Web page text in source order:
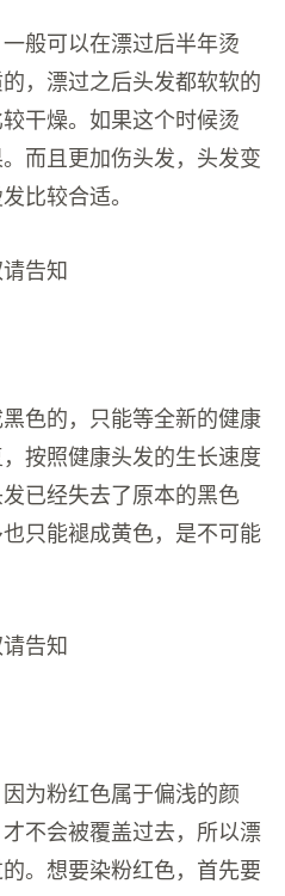
般可以在漂过后半年烫
，漂过之后头发都软软的
干燥。如果这个时候烫
而且更加伤头发，头发变
比较合适。
告知
色的，只能等全新的健康
按照健康头发的生长速度
已经失去了原本的黑色
只能褪成黄色，是不可能
告知
为粉红色属于偏浅的颜
不会被覆盖过去，所以漂
。想要染粉红色，首先要